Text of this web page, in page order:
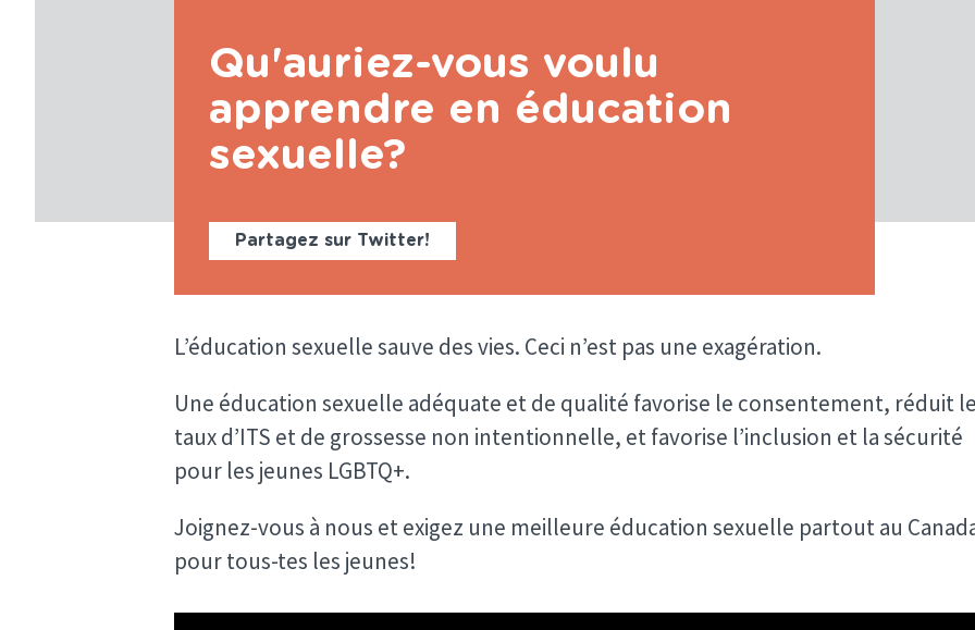
Qu'auriez-vous voulu
apprendre en éducation
sexuelle?
Partagez sur Twitter!
L’éducation sexuelle sauve des vies. Ceci n’est pas une exagération.
Une éducation sexuelle adéquate et de qualité favorise le consentement, réduit
taux d’ITS et de grossesse non intentionnelle, et favorise l’inclusion et la sécurité
pour les jeunes LGBTQ+.
Joignez-vous à nous et exigez une meilleure éducation sexuelle partout au
pour tous-tes les jeunes!